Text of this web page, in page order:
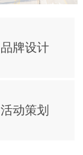
品牌设计
活动策划